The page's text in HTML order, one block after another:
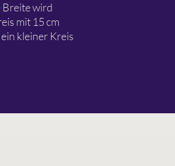
Breite wird
mit 15 cm
kleiner Kreis